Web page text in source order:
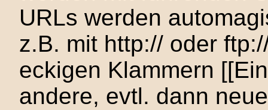
URLs werden
z.B. mit http:// oder
eckigen Klammern
andere, evtl. dann